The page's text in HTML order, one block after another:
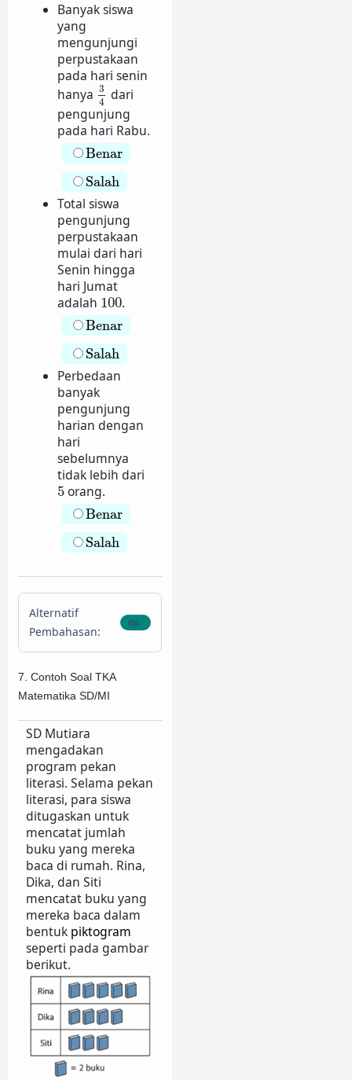
Banyak siswa
yang
mengunjungi
perpustakaan
pada hari senin
hanya 3
4
34dari
pengunjung
pada hari Rabu.
Benar
Benar
Salah
Salah
Total siswa
pengunjung
perpustakaan
mulai dari hari
Senin hingga
hari Jumat
adalah 100
100.
Benar
Benar
Salah
Salah
Perbedaan
banyak
pengunjung
harian dengan
hari
sebelumnya
tidak lebih dari
5
5orang.
Benar
Benar
Salah
Salah
Alternatif
Pembahasan:
7. Contoh Soal TKA
Matematika SD/MI
SD Mutiara
mengadakan
program pekan
literasi. Selama pekan
literasi, para siswa
ditugaskan untuk
mencatat jumlah
buku yang mereka
baca di rumah. Rina,
Dika, dan Siti
mencatat buku yang
mereka baca dalam
bentuk piktogram
seperti pada gambar
berikut.